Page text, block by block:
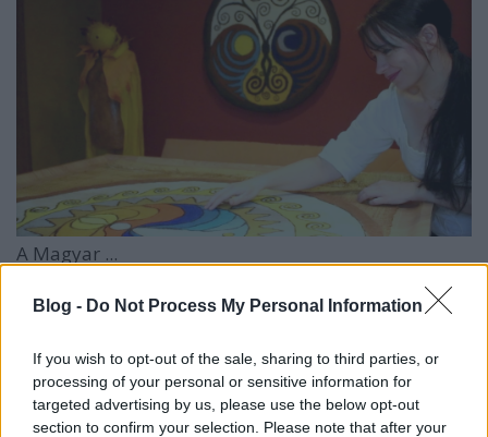
Blog - Do Not Process My Personal Information
If you wish to opt-out of the sale, sharing to third parties, or
processing of your personal or sensitive information for
targeted advertising by us, please use the below opt-out
section to confirm your selection. Please note that after your
A Magyar ...